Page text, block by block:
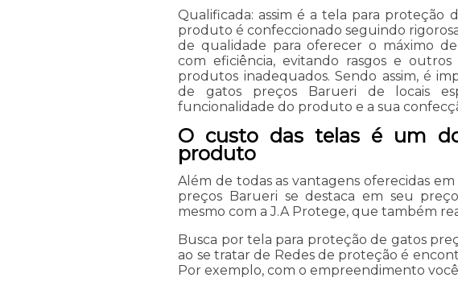
Qualificada: assim é a tela para proteção
produto é confeccionado seguindo
de qualidade para oferecer o máximo
com eficiência, evitando rasgos e
produtos inadequados. Sendo assim, é
de gatos preços Barueri de locais
funcionalidade do produto e a sua
O custo das telas é um
produto
Além de todas as vantagens oferecidas
preços Barueri se destaca em seu
mesmo com a J.A Protege, que também
Busca por tela para proteção de gatos
ao se tratar de Redes de proteção é
Por exemplo, com o empreendimento